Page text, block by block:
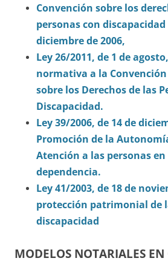
Convención sobre los
personas con discapacidad
diciembre de 2006,
Ley 26/2011, de 1 de
normativa a la
sobre los Derechos de las
Discapacidad.
Ley 39/2006, de 14 de
Promoción de la
Atención a las personas
dependencia.
Ley 41/2003, de 18 de
protección patrimonial de
discapacidad
MODELOS NOTARIALES EN